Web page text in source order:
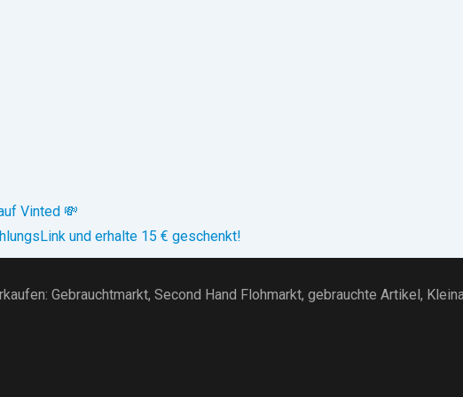
Vinted 💸
und erhalte 15 € geschenkt!
Gebrauchtmarkt, Second Hand Flohmarkt, gebrauchte Artikel ,